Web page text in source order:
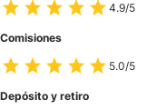
4.9/5
Comisiones
5.0/5
Depósito y retiro